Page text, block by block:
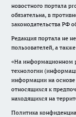
новостного портала
обязательна, в
законодательства РФ
Редакция портала не
пользователей, а
«На информационном
технологии
информации на основе
относящихся к
находящихся на
Политика